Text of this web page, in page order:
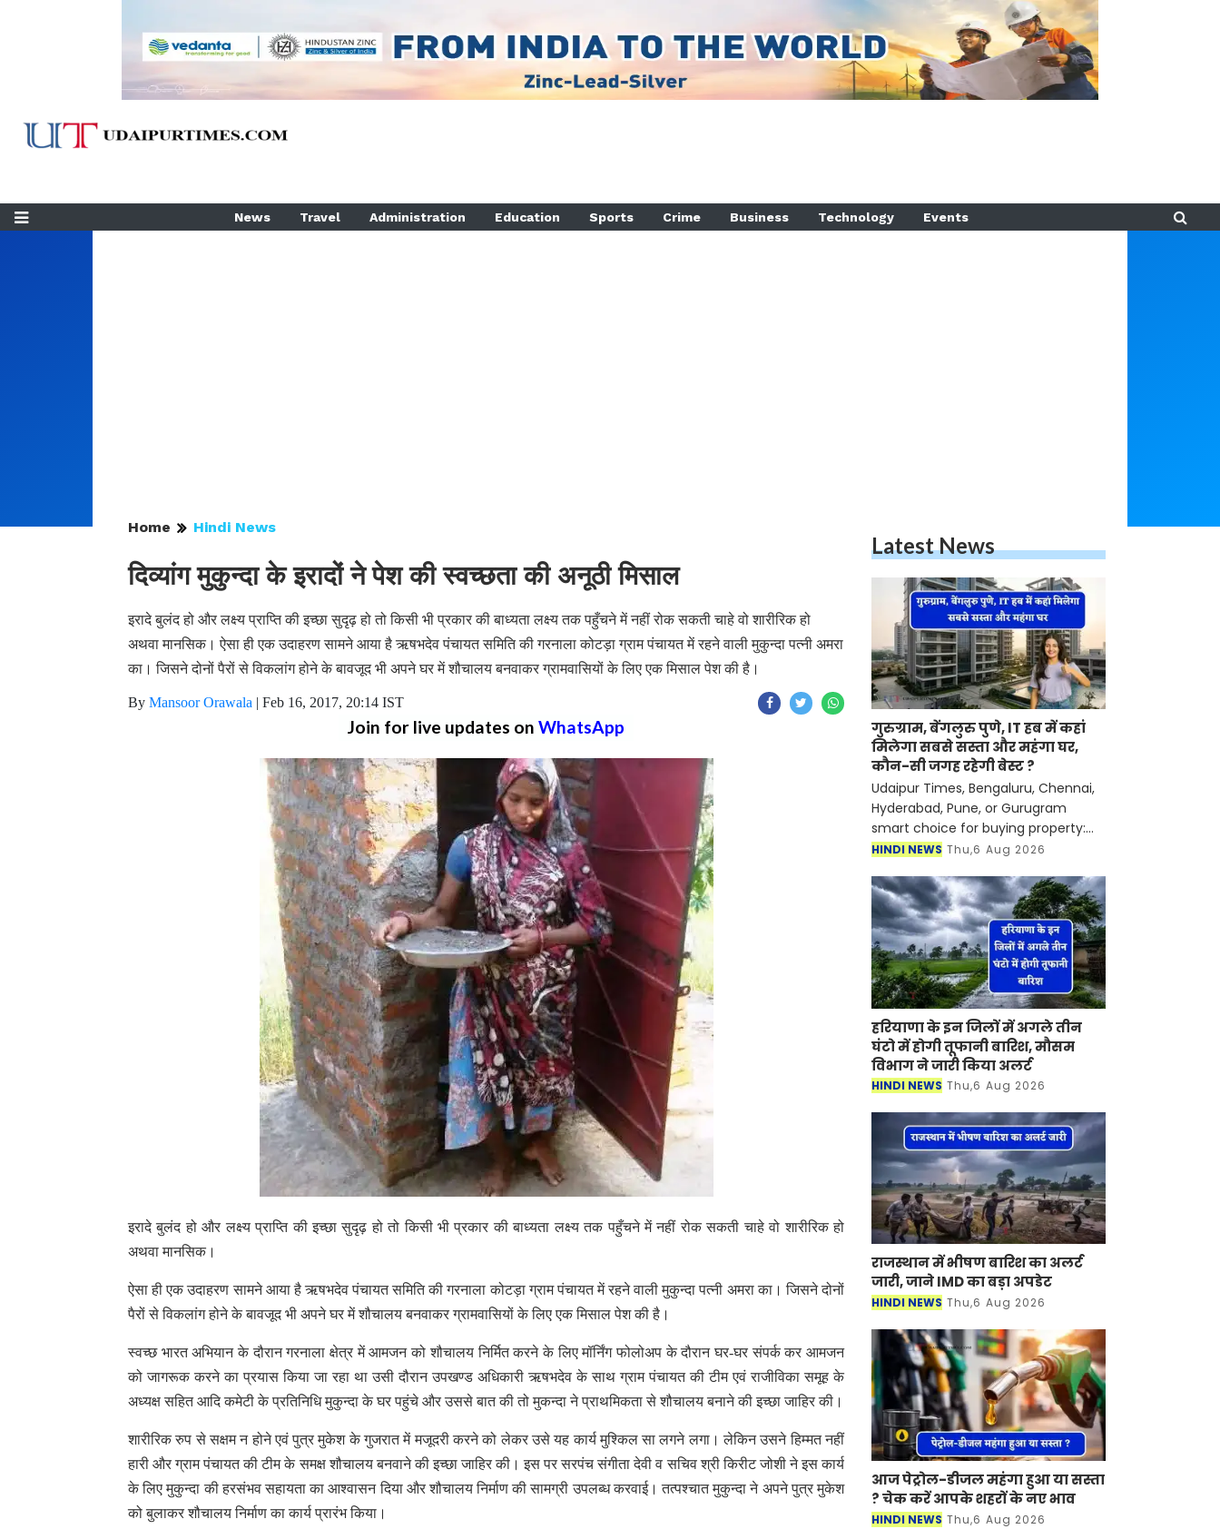
News Travel Administration Education Sports Crime Business Technology Events
Home Hindi News
दिव्यांग मुकुन्दा के इरादों ने पेश की स्वच्छता की अनूठी मिसाल
इरादे बुलंद हो और लक्ष्य प्राप्ति की इच्छा सुदृढ़ हो तो किसी भी प्रकार की बाध्यता लक्ष्य तक पहुँचने में नहीं रोक सकती चाहे वो शारीरिक हो
अथवा मानसिक। ऐसा ही एक उदाहरण सामने आया है ऋषभदेव पंचायत समिति की गरनाला कोटड़ा ग्राम पंचायत में रहने वाली मुकुन्दा पत्नी अमरा
का। जिसने दोनों पैरों से विकलांग होने के बावजूद भी अपने घर में शौचालय बनवाकर ग्रामवासियों के लिए एक मिसाल पेश की है।
By Mansoor Orawala | Feb 16, 2017, 20:14 IST
Join for live updates on WhatsApp
इरादे बुलंद हो और लक्ष्य प्राप्ति की इच्छा सुदृढ़ हो तो किसी भी प्रकार की बाध्यता लक्ष्य तक पहुँचने में नहीं रोक सकती चाहे वो शारीरिक हो
अथवा मानसिक।
ऐसा ही एक उदाहरण सामने आया है ऋषभदेव पंचायत समिति की गरनाला कोटड़ा ग्राम पंचायत में रहने वाली मुकुन्दा पत्नी अमरा का। जिसने दोनों
पैरों से विकलांग होने के बावजूद भी अपने घर में शौचालय बनवाकर ग्रामवासियों के लिए एक मिसाल पेश की है।
स्वच्छ भारत अभियान के दौरान गरनाला क्षेत्र में आमजन को शौचालय निर्मित करने के लिए मॉर्निंग फोलोअप के दौरान घर-घर संपर्क कर आमजन
को जागरूक करने का प्रयास किया जा रहा था उसी दौरान उपखण्ड अधिकारी ऋषभदेव के साथ ग्राम पंचायत की टीम एवं राजीविका समूह के
अध्यक्ष सहित आदि कमेटी के प्रतिनिधि मुकुन्दा के घर पहुंचे और उससे बात की तो मुकन्दा ने प्राथमिकता से शौचालय बनाने की इच्छा जाहिर की।
शारीरिक रुप से सक्षम न होने एवं पुत्र मुकेश के गुजरात में मजूदरी करने को लेकर उसे यह कार्य मुश्किल सा लगने लगा। लेकिन उसने हिम्मत नहीं
हारी और ग्राम पंचायत की टीम के समक्ष शौचालय बनवाने की इच्छा जाहिर की। इस पर सरपंच संगीता देवी व सचिव श्री किरीट जोशी ने इस कार्य
के लिए मुकुन्दा की हरसंभव सहायता का आश्वासन दिया और शौचालय निर्माण की सामग्री उपलब्ध करवाई। तत्पश्चात मुकुन्दा ने अपने पुत्र मुकेश
को बुलाकर शौचालय निर्माण का कार्य प्रारंभ किया।
Latest News
गुरुग्राम, बेंगलुरु पुणे, IT हब में कहां
मिलेगा सबसे सस्ता और महंगा घर,
कौन-सी जगह रहेगी बेस्ट ?
Udaipur Times, Bengaluru, Chennai,
Hyderabad, Pune, or Gurugram
smart choice for buying property:
देश के प्रमुख आईटी हब इन दिनों
बावजूद रियल एस्टेट बाजार में क
HINDI NEWS Thu,6 Aug 2026
हरियाणा के इन जिलों में अगले तीन
घंटो में होगी तूफानी बारिश, मौसम
विभाग ने जारी किया अलर्ट
HINDI NEWS Thu,6 Aug 2026
राजस्थान में भीषण बारिश का अलर्ट
जारी, जाने IMD का बड़ा अपडेट
HINDI NEWS Thu,6 Aug 2026
आज पेट्रोल-डीजल महंगा हुआ या सस्ता
? चेक करें आपके शहरों के नए भाव
HINDI NEWS Thu,6 Aug 2026